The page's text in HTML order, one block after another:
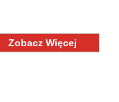
Zobacz Więcej